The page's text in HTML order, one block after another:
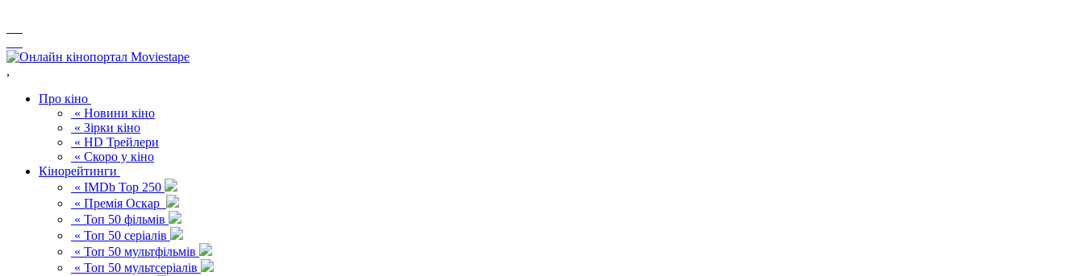
,
Про кіно
« Новини кіно
« Зірки кіно
« HD Трейлери
« Скоро у кіно
Кінорейтинги
« IMDb Top 250
« Премія Оскар
« Топ 50 фільмів
« Топ 50 серіалів
« Топ 50 мультфільмів
« Топ 50 мультсеріалів